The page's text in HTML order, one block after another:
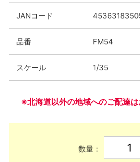
JANコード
品番 FM54
スケール 1/35
※北海道以外の地域へのご配達
数量：